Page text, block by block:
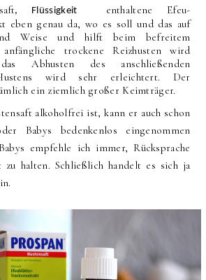
, Flüssigkeit
enthaltene Efeu-
eben genau da, wo es soll und das auf
Weise und hilft beim befreitem
trockene Reizhusten wird
Abhusten des anschließenden
wird sehr erleichtert. Der
ein ziemlich großer Keimträger.
alkoholfrei ist, kann er auch schon
Babys bedenkenlos eingenommen
empfehle ich immer, Rücksprache
halten. Schließlich handelt es sich ja